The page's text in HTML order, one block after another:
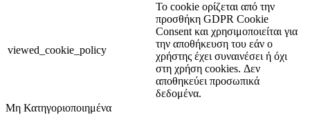
viewed_cookie_policy
Το cookie ορίζεται από την
προσθήκη GDPR Cookie
Consent και χρησιμοποιείται για
την αποθήκευση του εάν ο
χρήστης έχει συναινέσει ή όχι
στη χρήση cookies. Δεν
αποθηκεύει προσωπικά
δεδομένα.
Μη Κατηγοριοποιημένα